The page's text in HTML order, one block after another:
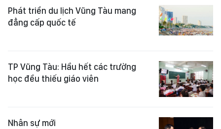
Phát triển du lịch Vũng Tàu mang
đẳng cấp quốc tế
TP Vũng Tàu: Hầu hết các trường
học đều thiếu giáo viên
Nhân sự mới